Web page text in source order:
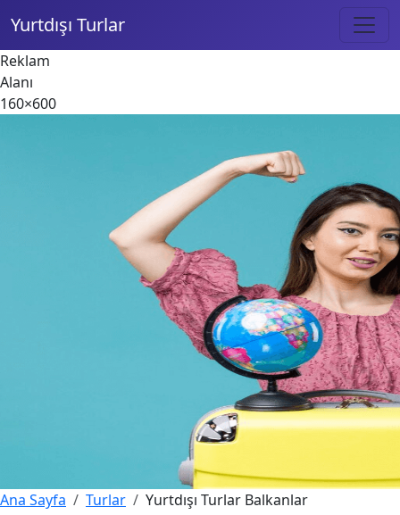
Yurtdışı Turlar
Reklam
Alanı
160×600
Ana Sayfa Turlar Yurtdışı Turlar Balkanlar